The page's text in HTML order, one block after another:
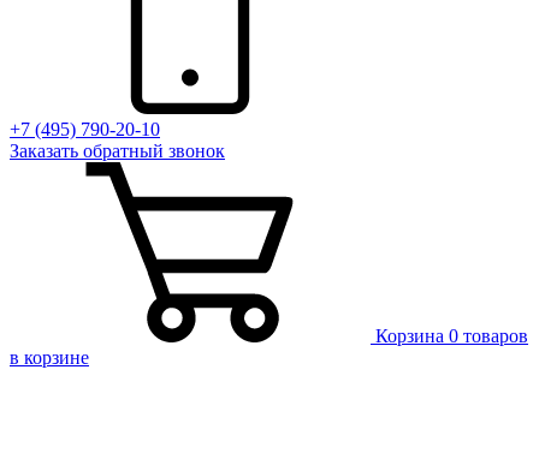
+7 (495) 790-20-10
Заказать обратный звонок
Корзина 0 товаров
в корзине